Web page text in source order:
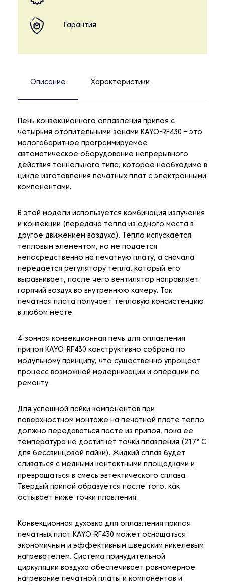
Гарантия
Описание Характеристики
Печь конвекционного оплавления припоя с
четырьмя отопительными зонами KAYO-RF430 – это
малогабаритное программируемое
автоматическое оборудование непрерывного
действия тоннельного типа, которое необходимо в
цикле изготовления печатных плат с электронными
компонентами.
В этой модели используется комбинация излучения
и конвекции (передача тепла из одного места в
другое движением воздуха). Тепло испускается
тепловым элементом, но не подается
непосредственно на печатную плату, а сначала
передается регулятору тепла, который его
выравнивает, после чего вентилятор направляет
горячий воздух во внутреннюю камеру. Так
печатная плата получает тепловую консистенцию
в любом месте.
4-зонная конвекционная печь для оплавления
припоя KAYO-RF430 конструктивно собрана по
модульному принципу, что существенно упрощает
процесс возможной модернизации и операции по
ремонту.
Для успешной пайки компонентов при
поверхностном монтаже на печатной плате тепло
должно передаваться пасте из припоя, пока ее
температура не достигнет точки плавления (217° C
для бессвинцовой пайки). Жидкий сплав будет
сливаться с медными контактными площадками и
превращаться в смесь эвтектического сплава.
Твердый припой образуется после того, как
остывает ниже точки плавления.
Конвекционная духовка для оплавления припоя
печатных плат KAYO-RF430 может оснащаться
экономичным и эффективным шведским никелевым
нагревателем. Система принудительной
циркуляции воздуха обеспечивает равномерное
нагревание печатной платы и компонентов и